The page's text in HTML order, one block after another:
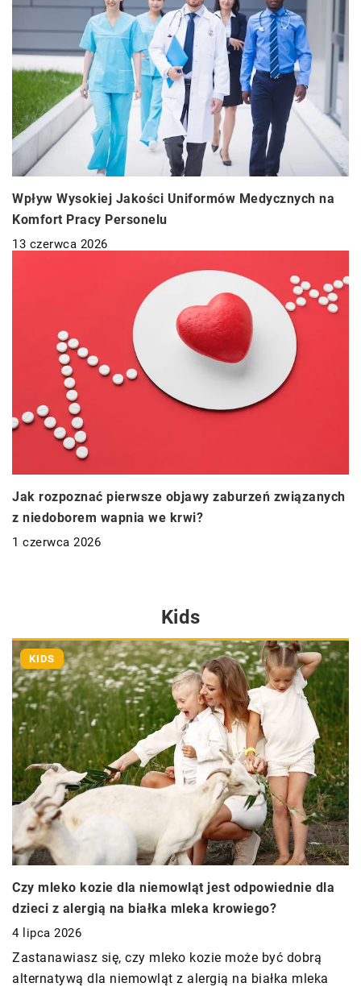
Wpływ Wysokiej Jakości Uniformów Medycznych na
Komfort Pracy Personelu
13 czerwca 2026
Jak rozpoznać pierwsze objawy zaburzeń związanych
z niedoborem wapnia we krwi?
1 czerwca 2026
Kids
KIDS
Czy mleko kozie dla niemowląt jest odpowiednie dla
dzieci z alergią na białka mleka krowiego?
4 lipca 2026
Zastanawiasz się, czy mleko kozie może być dobrą
alternatywą dla niemowląt z alergią na białka mleka